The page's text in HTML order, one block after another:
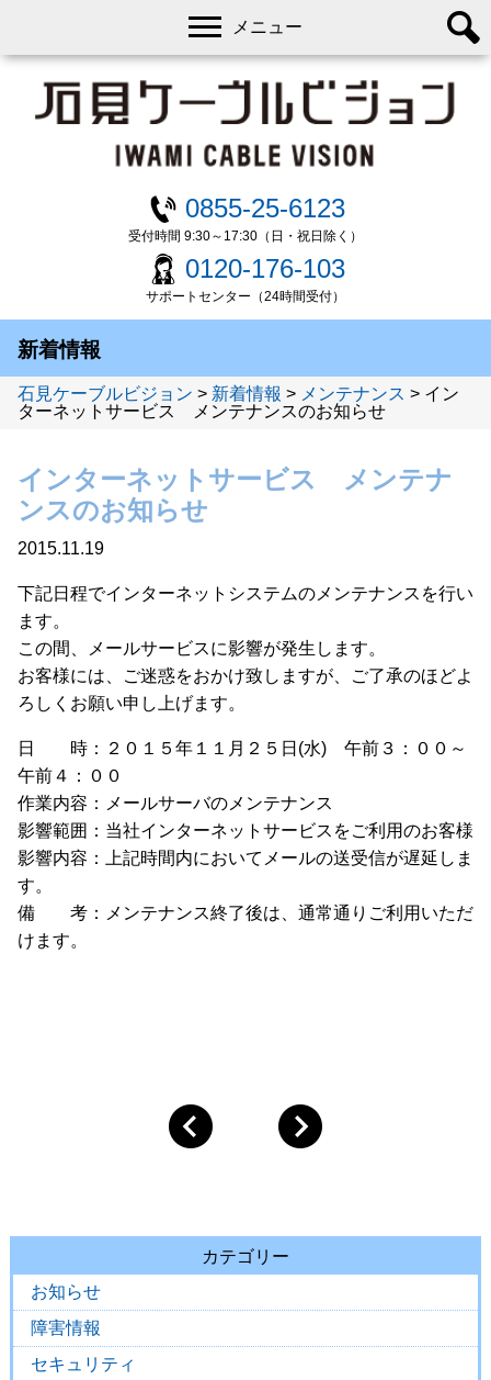
0855-25-6123
受付時間 9:30～17:30（日・祝日除く）
0120-176-103
サポートセンター（24時間受付）
メニュー
新着情報
石見ケーブルビジョン > 新着情報 > メンテナンス > イン
ターネットサービス メンテナンスのお知らせ
インターネットサービス メンテナ
ンスのお知らせ
2015.11.19
下記日程でインターネットシステムのメンテナンスを行い
ます。
この間、メールサービスに影響が発生します。
お客様には、ご迷惑をおかけ致しますが、ご了承のほどよ
ろしくお願い申し上げます。
日 時：２０１５年１１月２５日(水) 午前３：００～
午前４：００
作業内容：メールサーバのメンテナンス
影響範囲：当社インターネットサービスをご利用のお客様
影響内容：上記時間内においてメールの送受信が遅延しま
す。
備 考：メンテナンス終了後は、通常通りご利用いただ
けます。
カテゴリー
お知らせ
障害情報
セキュリティ